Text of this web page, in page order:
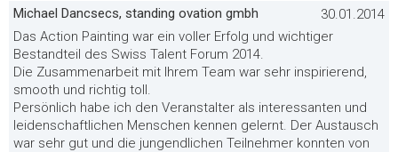
Michael Dancsecs, standing ovation gmbh
30.01.2014
Das Action Painting war ein voller Erfolg und wichtiger
Bestandteil des Swiss Talent Forum 2014.
Die Zusammenarbeit mit Ihrem Team war sehr inspirierend,
smooth und richtig toll.
Persönlich habe ich den Veranstalter als interessanten und
leidenschaftlichen Menschen kennen gelernt. Der Austausch
war sehr gut und die jungendlichen Teilnehmer konnten von